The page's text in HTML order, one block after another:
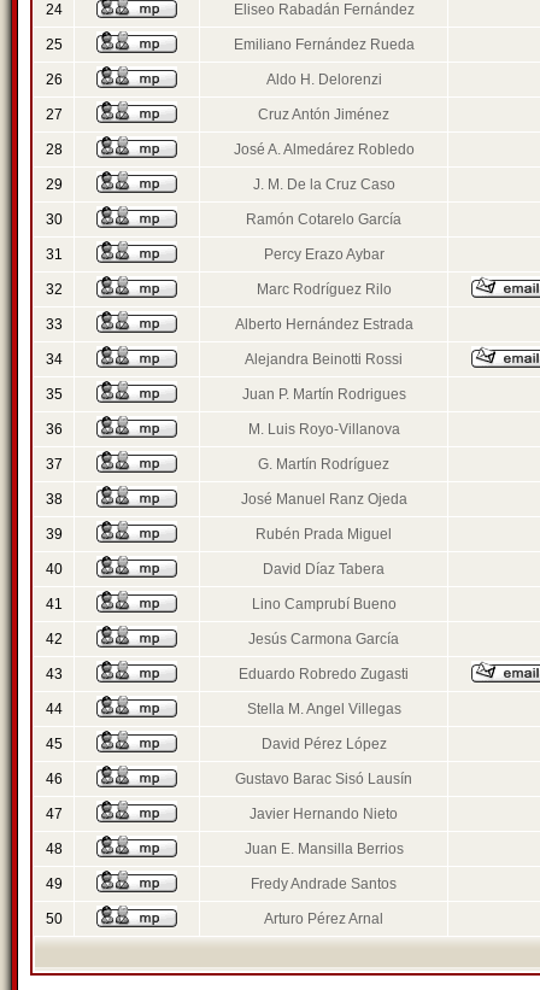
24 Eliseo Rabadán Fernández
25 Emiliano Fernández Rueda
26 Aldo H. Delorenzi
27 Cruz Antón Jiménez
28 José A. Almedárez Robledo
29 J. M. De la Cruz Caso
30 Ramón Cotarelo García
31 Percy Erazo Aybar
32 Marc Rodríguez Rilo
33 Alberto Hernández Estrada
34 Alejandra Beinotti Rossi
35 Juan P. Martín Rodrigues
36 M. Luis Royo-Villanova
37 G. Martín Rodríguez
38 José Manuel Ranz Ojeda
39 Rubén Prada Miguel
40 David Díaz Tabera
41 Lino Camprubí Bueno
42 Jesús Carmona García
43 Eduardo Robredo Zugasti
44 Stella M. Angel Villegas
45 David Pérez López
46 Gustavo Barac Sisó Lausín
47 Javier Hernando Nieto
48 Juan E. Mansilla Berrios
49 Fredy Andrade Santos
50 Arturo Pérez Arnal